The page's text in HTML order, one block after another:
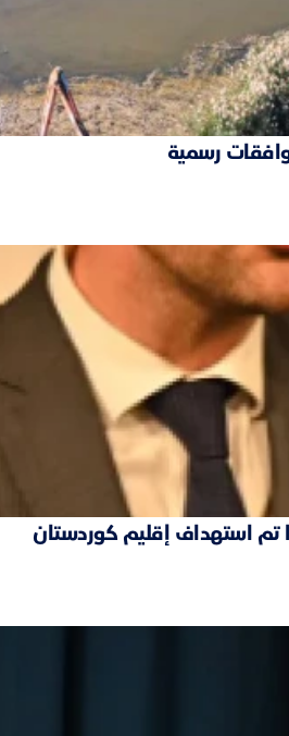
رسمية
تم استهداف إقليم كوردستان